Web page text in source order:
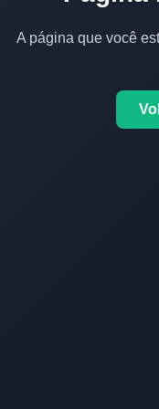
A página que você